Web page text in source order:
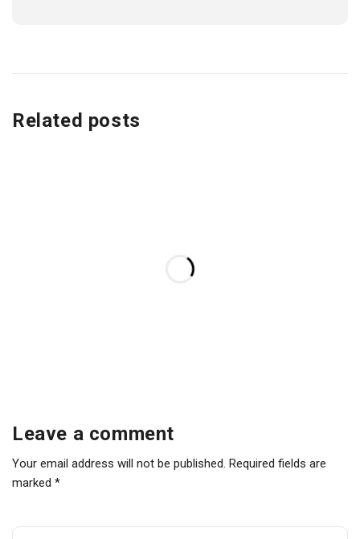
Related posts
Leave a comment
Your email address will not be published. Required fields are
marked *